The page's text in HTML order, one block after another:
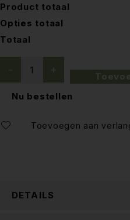
Product totaal
Opties totaal
Totaal
Nu bestellen
DETAILS